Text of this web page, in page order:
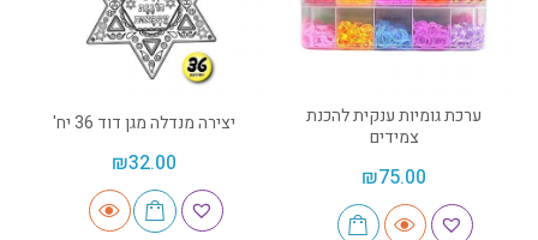
ערכת גומיות ענקית להכנת
צמידים
₪75.00
יצירה מנדלה מגן דוד 36 יח'
₪32.00